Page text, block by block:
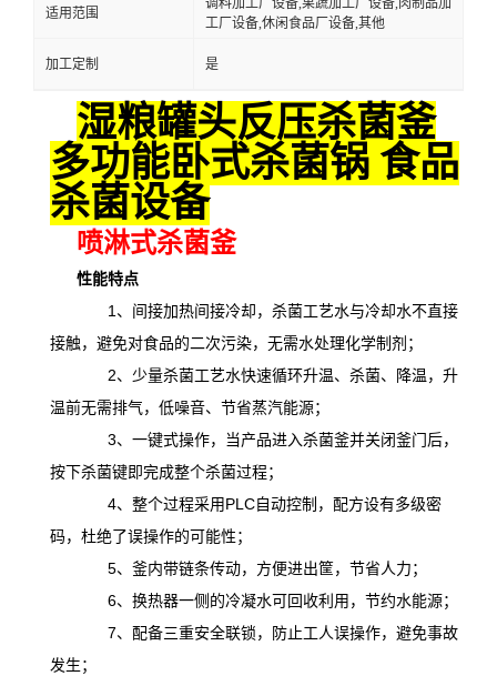
适用范围
调料加工厂设备,果蔬加工厂设备,肉制品加
工厂设备,休闲食品厂设备,其他
加工定制 是
湿粮罐头反压杀菌釜
多功能卧式杀菌锅 食品
杀菌设备
喷淋式杀菌釜
性能特点
1、间接加热间接冷却，杀菌工艺水与冷却水不直接
接触，避免对食品的二次污染，无需水处理化学制剂；
2、少量杀菌工艺水快速循环升温、杀菌、降温，升
温前无需排气，低噪音、节省蒸汽能源；
3、一键式操作，当产品进入杀菌釜并关闭釜门后，
按下杀菌键即完成整个杀菌过程；
4、整个过程采用PLC自动控制，配方设有多级密
码，杜绝了误操作的可能性；
5、釜内带链条传动，方便进出筐，节省人力；
6、换热器一侧的冷凝水可回收利用，节约水能源；
7、配备三重安全联锁，防止工人误操作，避免事故
发生；